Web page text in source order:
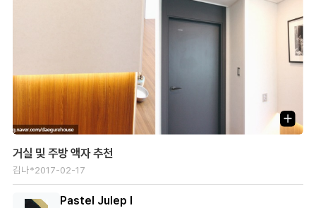
거실 및 주방 액자 추천
김나*2017-02-17
Pastel Julep I